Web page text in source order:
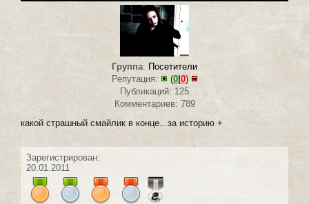
Группа: Посетители
Репутация:
(0| 0)
Публикаций: 125
Комментариев: 789
какой страшный смайлик в конце...за историю +
Зарегистрирован:
20.01.2011